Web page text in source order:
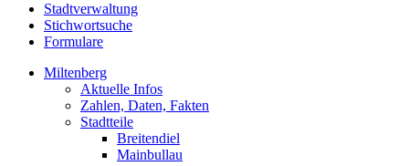
Stadtverwaltung
Stichwortsuche
Formulare
Miltenberg
Aktuelle Infos
Zahlen, Daten, Fakten
Stadtteile
Breitendiel
Mainbullau